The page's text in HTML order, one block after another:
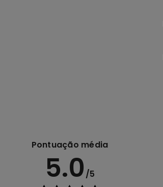
Pontuação média
5.0 /5